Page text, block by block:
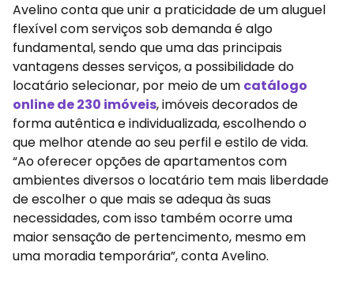
Avelino conta que unir a praticidade de um aluguel
flexível com serviços sob demanda é algo
fundamental, sendo que uma das principais
vantagens desses serviços, a possibilidade do
locatário selecionar, por meio de um catálogo
online de 230 imóveis, imóveis decorados de
forma autêntica e individualizada, escolhendo o
que melhor atende ao seu perfil e estilo de vida.
“Ao oferecer opções de apartamentos com
ambientes diversos o locatário tem mais liberdade
de escolher o que mais se adequa às suas
necessidades, com isso também ocorre uma
maior sensação de pertencimento, mesmo em
uma moradia temporária”, conta Avelino.